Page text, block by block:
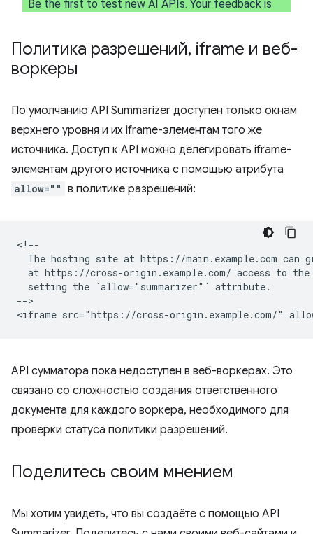
Политика разрешений, iframe и веб-
воркеры
По умолчанию API Summarizer доступен только окнам
верхнего уровня и их iframe-элементам того же
источника. Доступ к API можно делегировать iframe-
элементам другого источника с помощью атрибута
allow="" в политике разрешений:
<!--
The hosting site at https://main.example.com can
at https://cross-origin.example.com/ access to
  setting the `allow="summarizer"` attribute.
-->
API сумматора пока недоступен в веб-воркерах. Это
связано со сложностью создания ответственного
документа для каждого воркера, необходимого для
проверки статуса политики разрешений.
Поделитесь своим мнением
Мы хотим увидеть, что вы создаёте с помощью API